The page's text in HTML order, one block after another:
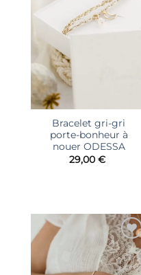
Bracelet gri-gri
porte-bonheur à
nouer ODESSA
29,00 €
Ajouter
à la liste
d’envies